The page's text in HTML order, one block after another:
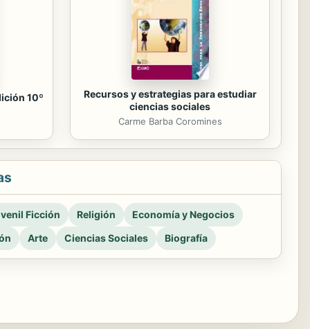
10º
Recursos y estrategias para estudiar
ciencias sociales
Carme Barba Coromines
Ficción Religión
Economía y Negocios
Arte Ciencias Sociales Biografía